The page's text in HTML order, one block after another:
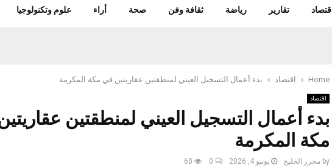
اقتصاد تقارير رياضة ثقافة وفن صحة أراء علوم وتكنولوجيا
Home اقتصاد بدء أعمال التسجيل العيني لمنطقتين عقاريتين في مكة المكرمة
اقتصاد
بدء أعمال التسجيل العيني لمنطقتين
مكة المكرمة
by محرر الخليج يونيو 4, 2026 0
60